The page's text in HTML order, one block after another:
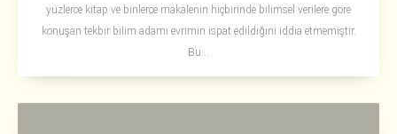
yüzlerce kitap ve binlerce makalenin hiçbirinde bilimsel verilere göre
konuşan tekbir bilim adamı evrimin ispat edildiğini iddia etmemiştir.
Bu...